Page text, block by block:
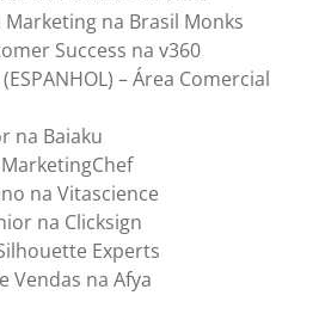
Marketing na Brasil Monks
Success na v360
– Área Comercial
na Baiaku
na Vitascience
na Clicksign
Experts
Vendas na Afya